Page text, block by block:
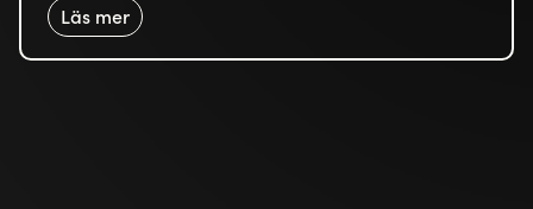
Läs mer